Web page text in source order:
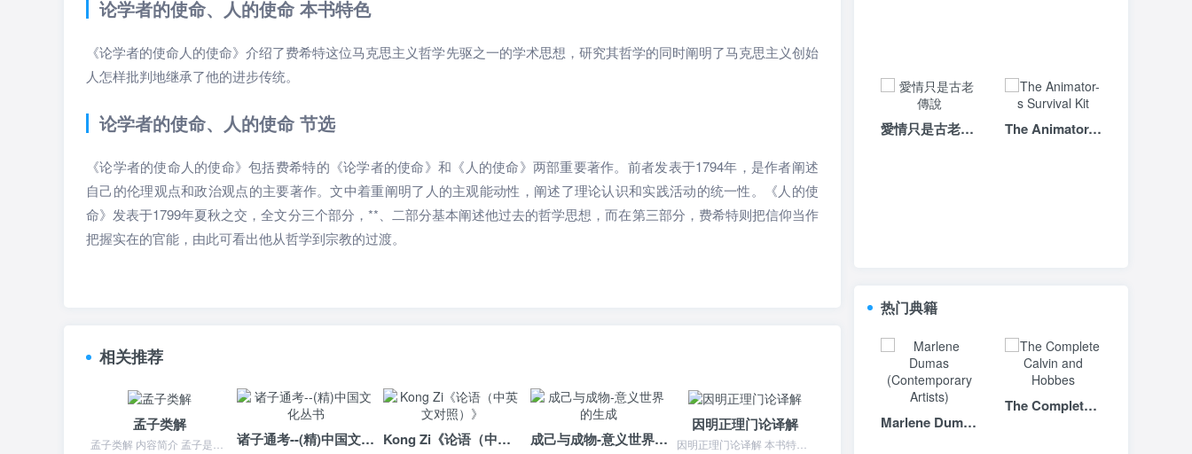
论学者的使命、人的使命 本书特色
《论学者的使命人的使命》介绍了费希特这位马克思主义哲学先驱之一的学术思想，研究其哲学的同时阐明了马克思主义创始
人怎样批判地继承了他的进步传统。
论学者的使命、人的使命 节选
《论学者的使命人的使命》包括费希特的《论学者的使命》和《人的使命》两部重要著作。前者发表于1794年，是作者阐述
自己的伦理观点和政治观点的主要著作。文中着重阐明了人的主观能动性，阐述了理论认识和实践活动的统一性。《人的使
命》发表于1799年夏秋之交，全文分三个部分，**、二部分基本阐述他过去的哲学思想，而在第三部分，费希特则把信仰当作
把握实在的官能，由此可看出他从哲学到宗教的过渡。
相关推荐
孟子类解
诸子通考--(精)中国文化丛书 Kong Zi《论语（中英文对照）》 成己与成物-意义世界的生成
因明正理门论译解
因明正理门论译解 本书特色 《因明正理门论》（印度陈那著，唐玄奘译），是陈那新因明的代表作，也是因明学的根本论著之一。本书是著名因明学家沈剑英先生对《正理门论》...
愛情只是古老傳說 The Animator-s Survival Kit
热门典籍
Marlene Dumas (Contemporary Artists)
The Complete Calvin and Hobbes